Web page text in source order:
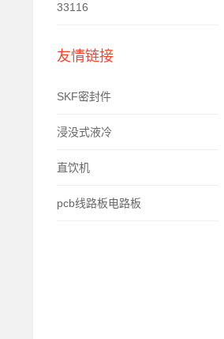
33116
友情链接
SKF密封件
浸没式液冷
直饮机
pcb线路板电路板